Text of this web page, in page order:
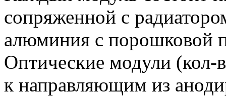
сопряженной с
алюминия с порошковой
Оптические модули (кол-
к направляющим из